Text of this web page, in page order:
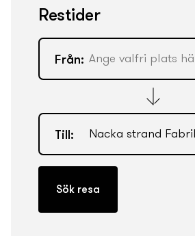
Restider
Från:
Till: